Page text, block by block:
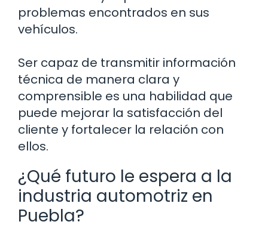
problemas encontrados en sus
vehículos.
Ser capaz de transmitir información
técnica de manera clara y
comprensible es una habilidad que
puede mejorar la satisfacción del
cliente y fortalecer la relación con
ellos.
¿Qué futuro le espera a la
industria automotriz en
Puebla?